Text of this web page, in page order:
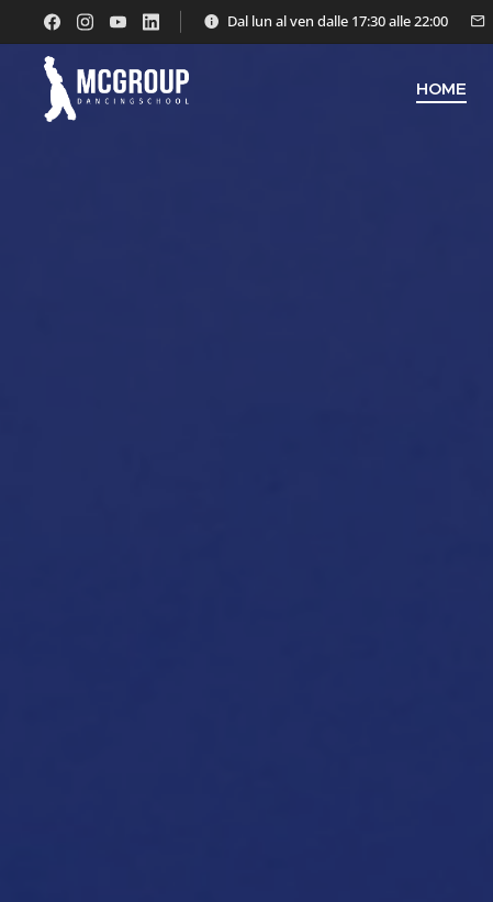
Dal lun al ven dalle 17:30 alle 22:00
HOME